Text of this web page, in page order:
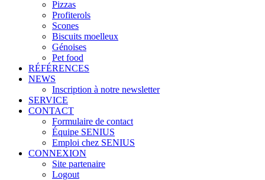
Pizzas
Profiterols
Scones
Biscuits moelleux
Génoises
Pet food
RÉFÉRENCES
NEWS
Inscription à notre newsletter
SERVICE
CONTACT
Formulaire de contact
Équipe SENIUS
Emploi chez SENIUS
CONNEXION
Site partenaire
Logout